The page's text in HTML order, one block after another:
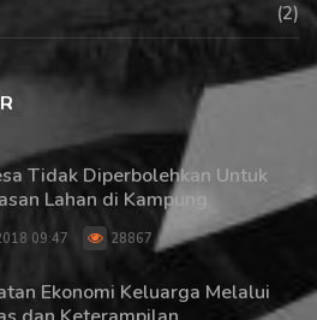
(2)
Tidak Diperbolehkan Untuk
Lahan di Kampung
09:47 28867
Ekonomi Keluarga Melalui